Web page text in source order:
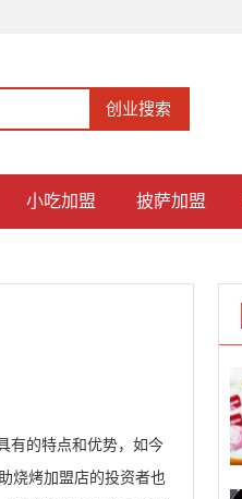
小吃加盟 披萨加盟
有的特点和优势，如今
烧烤加盟店的投资者也